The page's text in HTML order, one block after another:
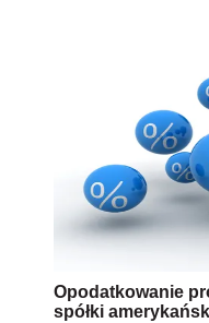
Opodatkowanie
spółki